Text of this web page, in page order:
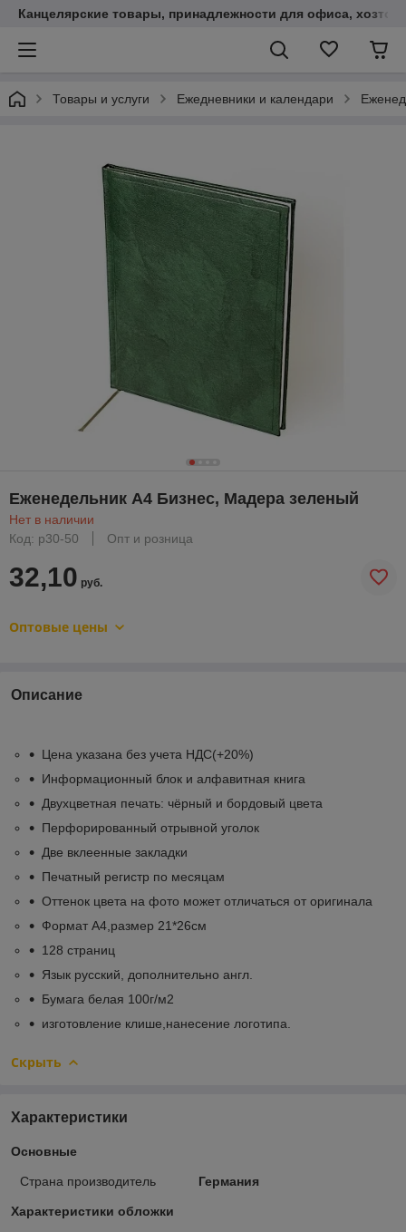
Канцелярские товары, принадлежности для офиса,
Товары и услуги Ежедневники и календари
Еженедельник А4 Бизнес, Мадера зеленый
Нет в наличии
Код: р30-50
Опт и розница
32,10 руб.
Оптовые цены
Описание
Цена указана без учета НДС(+20%)
Информационный блок и алфавитная книга
Двухцветная печать: чёрный и бордовый цвета
Перфорированный отрывной уголок
Две вклеенные закладки
Печатный регистр по месяцам
Оттенок цвета на фото может отличаться от оригинала
Формат А4,размер 21*26см
128 страниц
Язык русский, дополнительно англ.
Бумага белая 100г/м2
изготовление клише,нанесение логотипа.
Скрыть
Характеристики
Основные
Страна производитель Германия
Характеристики обложки